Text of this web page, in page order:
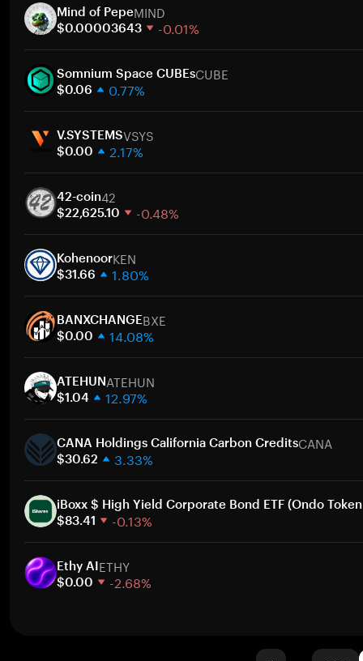
Mind of PepeMIND
$0.00003643 -0.01%
30日間
時価総額
Somnium Space CUBEsCUBE
$0.06 0.77%
30日間
時価総額
V.SYSTEMSVSYS
$0.00 2.17%
30日間
時価総額
42-coin42
$22,625.10 -0.48%
30日間
時価総額
KohenoorKEN
$31.66 1.80%
30日間
時価総額
BANXCHANGEBXE
$0.00 14.08%
30日間
時価総額
ATEHUNATEHUN
$1.04 12.97%
30日間
時価総額
CANA Holdings California Carbon CreditsCANA
$30.62 3.33%
30日間
時価総額
iBoxx $ High Yield Corporate Bond ETF (Ondo
$83.41
-0.13%
30日間
時価総額
Ethy AIETHY
$0.00 -2.68%